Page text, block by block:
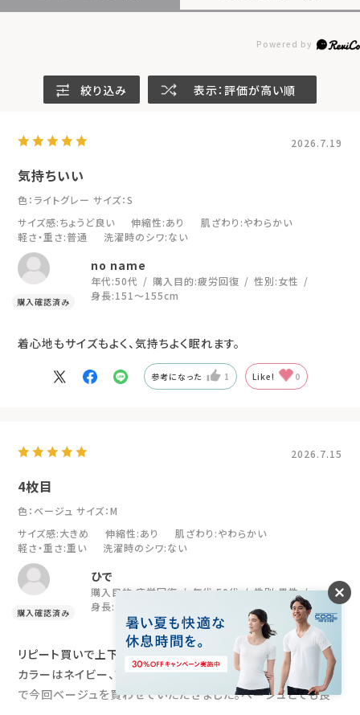
絞り込み 表示：評価が高い順
2026.7.19
気持ちいい
色：ライトグレー サイズ：S
サイズ感:ちょうど良い 伸縮性:あり 肌ざわり :やわらかい
軽さ・重さ:普通 洗濯時のシワ:ない
no name
年代:50代 購入目的:疲労回復 性別:女性
身長:151～155cm
着心地もサイズもよく、気持ちよく眠れます。
参考になった 1 Like! 0
2026.7.15
4枚目
色：ベージュ サイズ：M
サイズ感:大きめ 伸縮性:あり 肌ざわり :やわらかい
軽さ・重さ:重い 洗濯時のシワ:ない
ひで
購入目的:疲労回復 年代:50代 性別:男性
身長:
リピート買いで上下4セット目でーす。
カラーはネイビー、ブラック、ブルー
で今回ベージュを買わせていただきました。ベージュとても良